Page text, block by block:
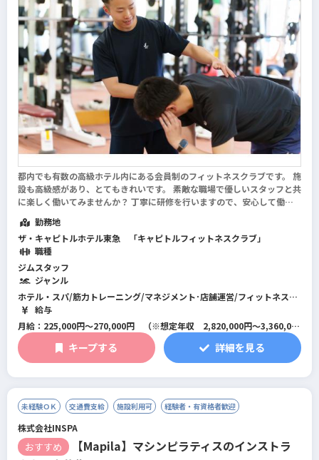
都内でも有数の高級ホテル内にある会員制のフィットネスクラブです。 施
設も高級感があり、とてもきれいです。 素敵な職場で優しいスタッフと共
に楽しく働いてみませんか？ 丁寧に研修を行いますので、安心して働く
ローをたくさんしてもらってい...
勤務地
ザ・キャピトルホテル東急 「キャピトルフィットネスクラブ」
職種
ジムスタッフ
ジャンル
ホテル・スパ/筋力トレーニング/マネジメント･店舗運営/フィットネス全
般
給与
月給：225,000円～270,000円 （※想定年収 2,820,000円～3,360,000
円）
※研修期間は1ヶ月～最大3ヶ月で条件に変更はありません。
キープする 詳細を見る
未経験ＯＫ 交通費支給 施設利用可 経験者・有資格者歓迎
株式会社INSPA
おすすめ
【Mapila】マシンピラティスのインストラ